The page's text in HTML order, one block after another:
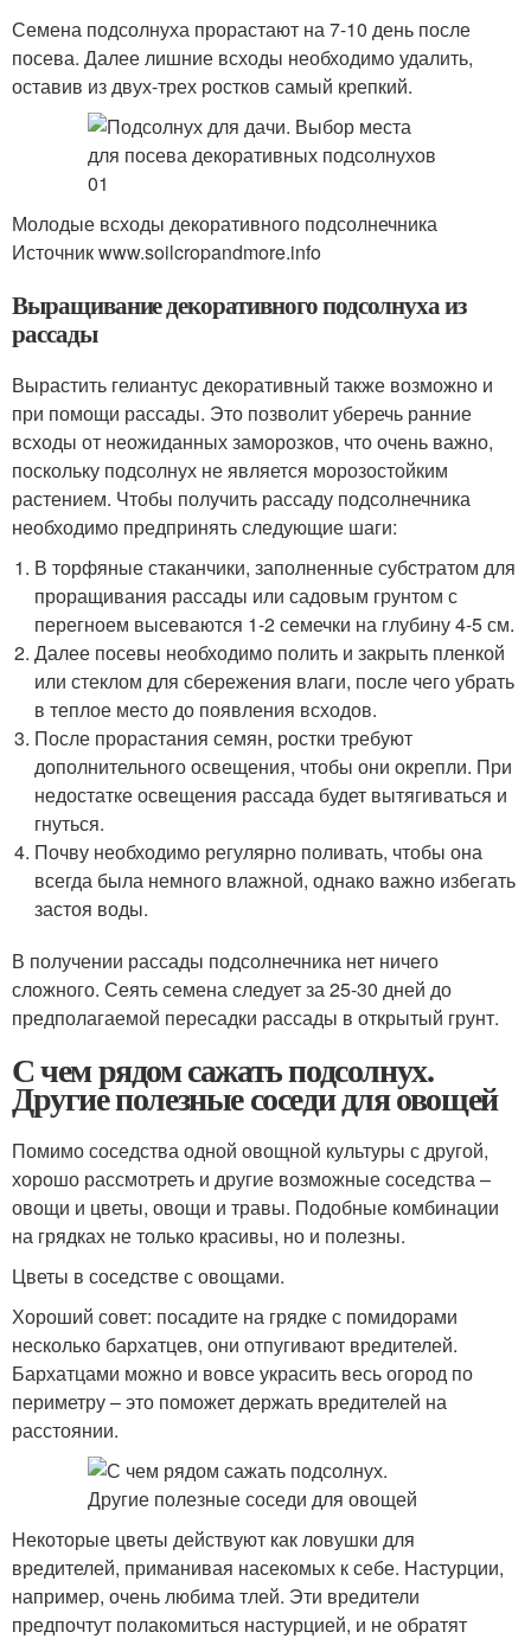
Семена подсолнуха прорастают на 7-10 день после
посева. Далее лишние всходы необходимо удалить,
оставив из двух-трех ростков самый крепкий.
Молодые всходы декоративного подсолнечника
Источник www.soilcropandmore.info
Выращивание декоративного подсолнуха из
рассады
Вырастить гелиантус декоративный также возможно и
при помощи рассады. Это позволит уберечь ранние
всходы от неожиданных заморозков, что очень важно,
поскольку подсолнух не является морозостойким
растением. Чтобы получить рассаду подсолнечника
необходимо предпринять следующие шаги:
В торфяные стаканчики, заполненные субстратом для
проращивания рассады или садовым грунтом с
перегноем высеваются 1-2 семечки на глубину 4-5 см.
Далее посевы необходимо полить и закрыть пленкой
или стеклом для сбережения влаги, после чего убрать
в теплое место до появления всходов.
После прорастания семян, ростки требуют
дополнительного освещения, чтобы они окрепли. При
недостатке освещения рассада будет вытягиваться и
гнуться.
Почву необходимо регулярно поливать, чтобы она
всегда была немного влажной, однако важно избегать
застоя воды.
В получении рассады подсолнечника нет ничего
сложного. Сеять семена следует за 25-30 дней до
предполагаемой пересадки рассады в открытый грунт.
С чем рядом сажать подсолнух.
Другие полезные соседи для овощей
Помимо соседства одной овощной культуры с другой,
хорошо рассмотреть и другие возможные соседства –
овощи и цветы, овощи и травы. Подобные комбинации
на грядках не только красивы, но и полезны.
Цветы в соседстве с овощами.
Хороший совет: посадите на грядке с помидорами
несколько бархатцев, они отпугивают вредителей.
Бархатцами можно и вовсе украсить весь огород по
периметру – это поможет держать вредителей на
расстоянии.
Некоторые цветы действуют как ловушки для
вредителей, приманивая насекомых к себе. Настурции,
например, очень любима тлей. Эти вредители
предпочтут полакомиться настурцией, и не обратят